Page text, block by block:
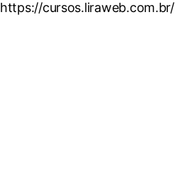
https://cursos.liraweb.com.br/